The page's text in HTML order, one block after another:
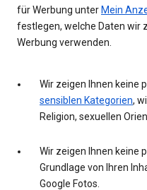
für Werbung unterMein
festlegen, welche Daten wir
Werbung verwenden.
Wir zeigen Ihnen keine
sensiblen Kategorien,
Religion, sexuellen
Wir zeigen Ihnen keine
Grundlage von Ihren
Google Fotos.